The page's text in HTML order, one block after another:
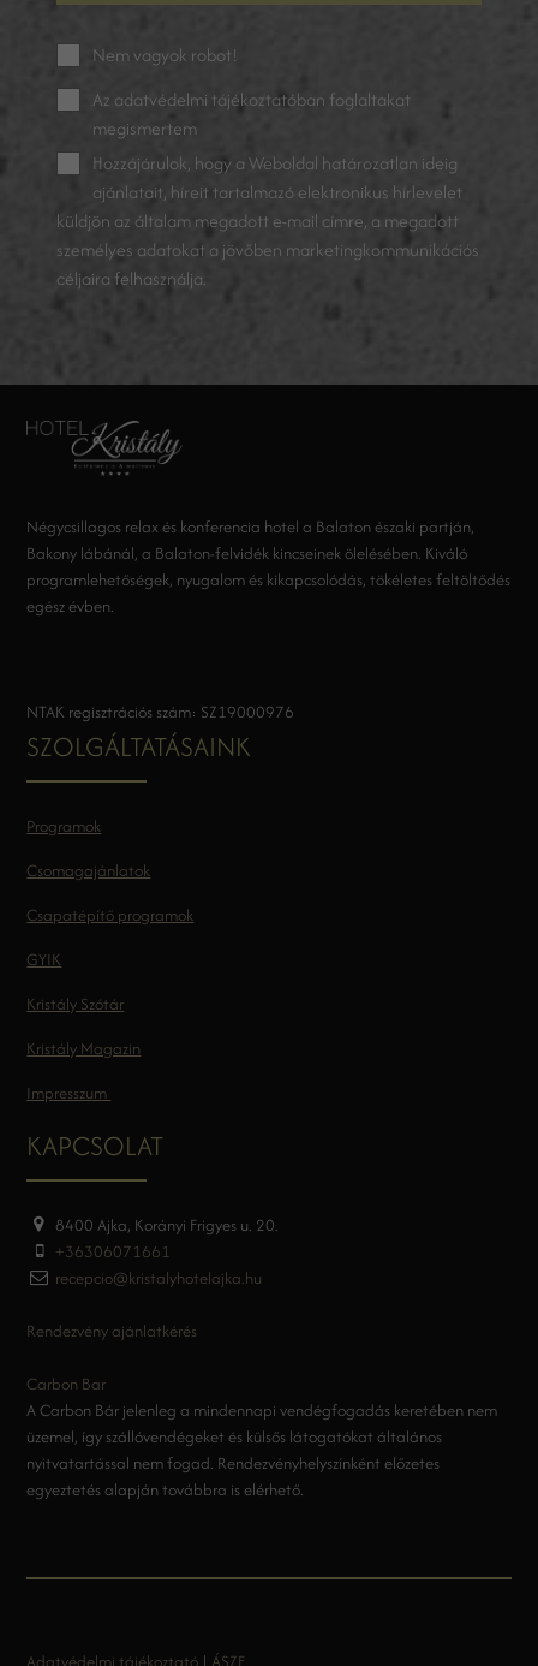
Nem vagyok robot!
Az adatvédelmi tájékoztatóban foglaltakat
megismertem
Hozzájárulok, hogy a Weboldal határozatlan ideig
ajánlatait, híreit tartalmazó elektronikus hírlevelet
küldjön az általam megadott e-mail címre, a megadott
személyes adatokat a jövőben marketingkommunikációs
céljaira felhasználja.
Négycsillagos relax és konferencia hotel a Balaton északi partján,
Bakony lábánál, a Balaton-felvidék kincseinek ölelésében. Kiváló
programlehetőségek, nyugalom és kikapcsolódás, tökéletes feltöltődés
egész évben.
NTAK regisztrációs szám: SZ19000976
SZOLGÁLTATÁSAINK
Programok
Csomagajánlatok
Csapatépítő programok
GYIK
Kristály Szótár
Kristály Magazin
Impresszum
KAPCSOLAT
8400 Ajka, Korányi Frigyes u. 20.
+36306071661
recepcio@kristalyhotelajka.hu
Rendezvény ajánlatkérés
Carbon Bar
A Carbon Bár jelenleg a mindennapi vendégfogadás keretében nem
üzemel, így szállóvendégeket és külsős látogatókat általános
nyitvatartással nem fogad. Rendezvényhelyszínként előzetes
egyeztetés alapján továbbra is elérhető.